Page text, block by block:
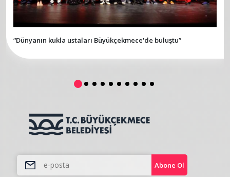
“Dünyanın kukla ustaları Büyükçekmece'de buluştu”
Abone Ol